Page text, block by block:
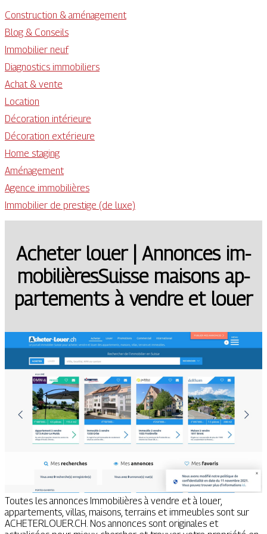
Construction & aménagement
Blog & Conseils
Immobilier neuf
Diagnostics immobiliers
Achat & vente
Location
Décoration intérieure
Décoration extérieure
Home staging
Aménagement
Agence immobilières
Immobilier de prestige (de luxe)
Acheter louer | Annonces im­
mobi­lièresSuisse maisons ap­
par­te­ments à vendre et louer
Toutes les annonces Immobilières à vendre et à louer,
appartements, villas, maisons, terrains et immeubles sont sur
ACHETERLOUER.CH. Nos annonces sont originales et